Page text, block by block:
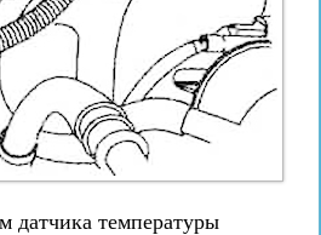
датчика температуры